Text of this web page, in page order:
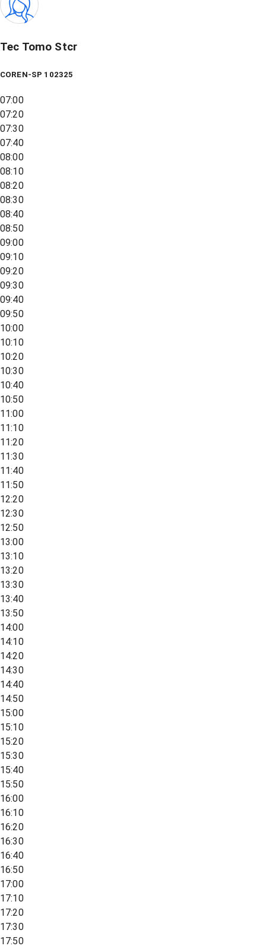
Tec Tomo Stcr
COREN-SP 102325
07:00
07:20
07:30
07:40
08:00
08:10
08:20
08:30
08:40
08:50
09:00
09:10
09:20
09:30
09:40
09:50
10:00
10:10
10:20
10:30
10:40
10:50
11:00
11:10
11:20
11:30
11:40
11:50
12:20
12:30
12:50
13:00
13:10
13:20
13:30
13:40
13:50
14:00
14:10
14:20
14:30
14:40
14:50
15:00
15:10
15:20
15:30
15:40
15:50
16:00
16:10
16:20
16:30
16:40
16:50
17:00
17:10
17:20
17:30
17:50